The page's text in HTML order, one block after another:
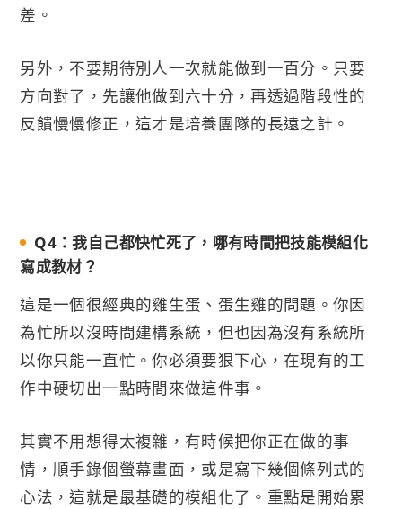
差。
另外，不要期待別人一次就能做到一百分。只要
方向對了，先讓他做到六十分，再透過階段性的
反饋慢慢修正，這才是培養團隊的長遠之計。
Q4：我自己都快忙死了，哪有時間把技能模組化
寫成教材？
這是一個很經典的雞生蛋、蛋生雞的問題。你因
為忙所以沒時間建構系統，但也因為沒有系統所
以你只能一直忙。你必須要狠下心，在現有的工
作中硬切出一點時間來做這件事。
其實不用想得太複雜，有時候把你正在做的事
情，順手錄個螢幕畫面，或是寫下幾個條列式的
心法，這就是最基礎的模組化了。重點是開始累